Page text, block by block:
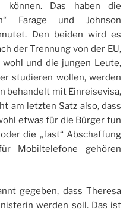
Das haben die
Farage und Johnson
Den beiden wird es
der Trennung von der EU,
und die jungen Leute,
studieren wollen, werden
behandelt mit Einreisevisa,
am letzten Satz also, dass
etwas für die Bürger tun
die „fast“ Abschaffung
Mobiltelefone gehören
gegeben, dass Theresa
werden soll. Das ist